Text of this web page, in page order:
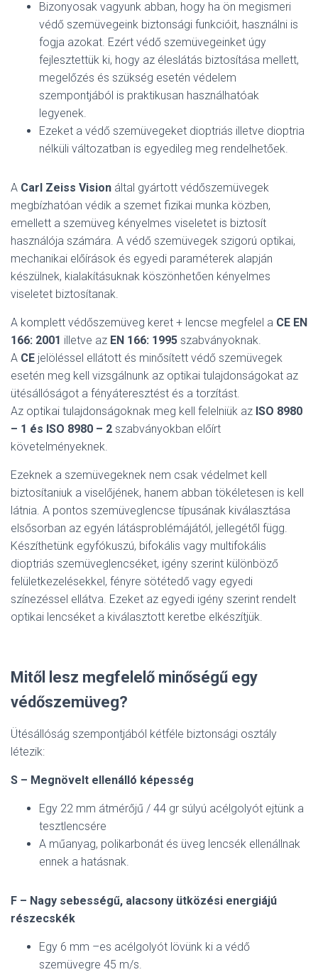
Bizonyosak vagyunk abban, hogy ha ön megismeri
védő szemüvegeink biztonsági funkcióit, használni is
fogja azokat. Ezért védő szemüvegeinket úgy
fejlesztettük ki, hogy az éleslátás biztosítása mellett,
megelőzés és szükség esetén védelem
szempontjából is praktikusan használhatóak
legyenek.
Ezeket a védő szemüvegeket dioptriás illetve dioptria
nélküli változatban is egyedileg meg rendelhetőek.
A Carl Zeiss Vision által gyártott védőszemüvegek
megbízhatóan védik a szemet fizikai munka közben,
emellett a szemüveg kényelmes viseletet is biztosít
használója számára. A védő szemüvegek szigorú optikai,
mechanikai előírások és egyedi paraméterek alapján
készülnek, kialakításuknak köszönhetően kényelmes
viseletet biztosítanak.
A komplett védőszemüveg keret + lencse megfelel a CE EN
166: 2001 illetve az EN 166: 1995 szabványoknak.
A CE jelöléssel ellátott és minősített védő szemüvegek
esetén meg kell vizsgálnunk az optikai tulajdonságokat az
ütésállóságot a fényáteresztést és a torzítást.
Az optikai tulajdonságoknak meg kell felelniük az ISO 8980
– 1 és ISO 8980 – 2 szabványokban előírt
követelményeknek.
Ezeknek a szemüvegeknek nem csak védelmet kell
biztosítaniuk a viselőjének, hanem abban tökéletesen is kell
látnia. A pontos szemüveglencse típusának kiválasztása
elsősorban az egyén látásproblémájától, jellegétől függ.
Készíthetünk egyfókuszú, bifokális vagy multifokális
dioptriás szemüveglencséket, igény szerint különböző
felületkezelésekkel, fényre sötétedő vagy egyedi
színezéssel ellátva. Ezeket az egyedi igény szerint rendelt
optikai lencséket a kiválasztott keretbe elkészítjük.
Mitől lesz megfelelő minőségű egy
védőszemüveg?
Ütésállóság szempontjából kétféle biztonsági osztály
létezik:
S – Megnövelt ellenálló képesség
Egy 22 mm átmérőjű / 44 gr súlyú acélgolyót ejtünk a
tesztlencsére
A műanyag, polikarbonát és üveg lencsék ellenállnak
ennek a hatásnak.
F – Nagy sebességű, alacsony ütközési energiájú
részecskék
Egy 6 mm –es acélgolyót lövünk ki a védő
szemüvegre 45 m/s.